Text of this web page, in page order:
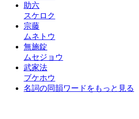
助六
スケロク
宗藤
ムネトウ
無施錠
ムセジョウ
武家法
ブケホウ
名詞の同韻ワードをもっと見る